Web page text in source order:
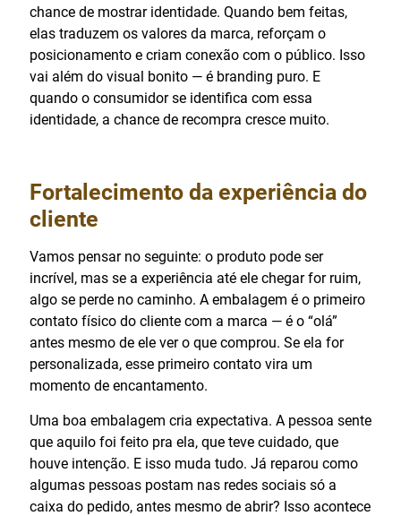
chance de mostrar identidade. Quando bem feitas,
elas traduzem os valores da marca, reforçam o
posicionamento e criam conexão com o público. Isso
vai além do visual bonito — é branding puro. E
quando o consumidor se identifica com essa
identidade, a chance de recompra cresce muito.
Fortalecimento da experiência do
cliente
Vamos pensar no seguinte: o produto pode ser
incrível, mas se a experiência até ele chegar for ruim,
algo se perde no caminho. A embalagem é o primeiro
contato físico do cliente com a marca — é o “olá”
antes mesmo de ele ver o que comprou. Se ela for
personalizada, esse primeiro contato vira um
momento de encantamento.
Uma boa embalagem cria expectativa. A pessoa sente
que aquilo foi feito pra ela, que teve cuidado, que
houve intenção. E isso muda tudo. Já reparou como
algumas pessoas postam nas redes sociais só a
caixa do pedido, antes mesmo de abrir? Isso acontece